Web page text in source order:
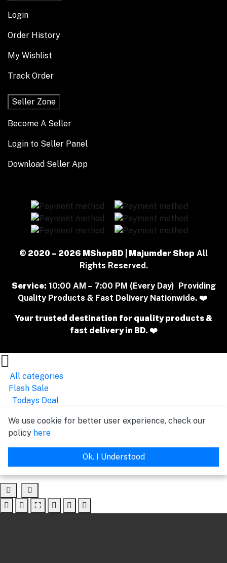
Login
Order History
My Wishlist
Track Order
Seller Zone
Become A Seller
Login to Seller Panel
Download Seller App
© 2020 – 2026 MShopBD | Majumder Shop All
Rights Reserved.
Service: 10:00 AM – 7:00 PM (Every Day) Providing
Quality Products & Fast Delivery Nationwide. ❤️
Your trusted destination for quality products &
fast delivery in BD. ❤️
All categories
Flash Sale
Todays Deal
We use cookie for better user experience, check our
policy here
Ok. I Understood
⛶